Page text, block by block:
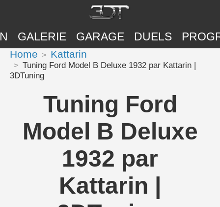
GALERIE GARAGE DUELS
Home Kattarin
Tuning Ford Model B Deluxe 1932 par Kattarin |
3DTuning
Tuning Ford
Model B Deluxe
1932 par
Kattarin |